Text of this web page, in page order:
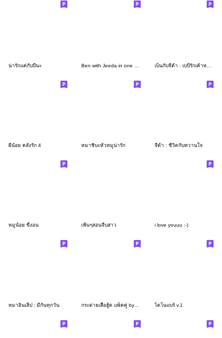
น่ารักแค่กับบี๋นะ
ผีน้อย คลั่งรัก 4 หมาชิบะหัวหมูน่ารัก จีด้า : ชีวิตกับหวานใจ
หมูน้อย ขี้งอน เฟ้นๆสอนจีบสาว i love youuu :-)
หมาอินเลิ้ป : มีกันทุกวัน ไดโนแบร์ v.1